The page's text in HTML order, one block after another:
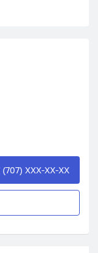
(707) XXX-XX-XX